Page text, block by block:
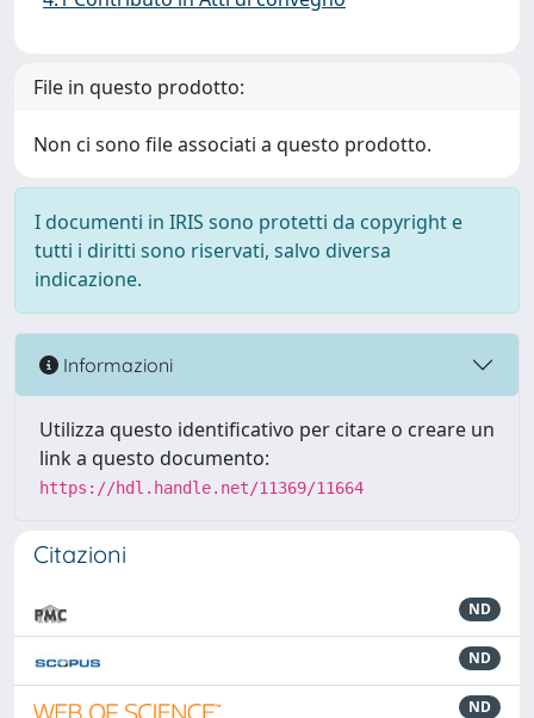
File in questo prodotto:
Non ci sono file associati a questo prodotto.
I documenti in IRIS sono protetti da copyright e
tutti i diritti sono riservati, salvo diversa
indicazione.
Informazioni
Utilizza questo identificativo per citare o creare un
link a questo documento:
https://hdl.handle.net/11369/11664
Citazioni
ND
ND
ND